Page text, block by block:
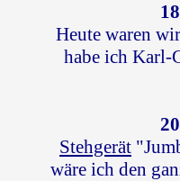
Heute waren
habe ich Karl-
Stehgerät
wäre ich den